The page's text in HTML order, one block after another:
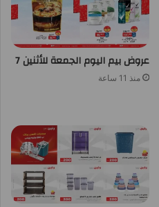
عروض بيم اليوم الجمعة للأثنين 7
منذ 11 ساعة